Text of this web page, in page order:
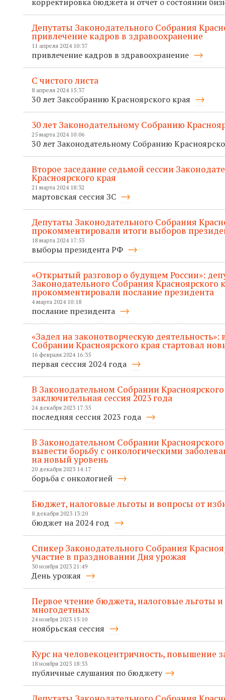
Депутаты Законодательного Собрания
привлечение кадров в здравоохранение
11 апреля 2024 10:37
привлечение кадров в здравоохранение
С чистого листа
8 апреля 2024 15:37
30 лет Заксобранию Красноярского края
30 лет Законодательному Собранию
25 марта 2024 10:06
30 лет Законодательному Собранию
Второе заседание седьмой сессии
Красноярского края
21 марта 2024 18:32
мартовская сессия ЗС
Депутаты Законодательного Собрания
прокомментировали итоги выборов
18 марта 2024 17:53
выборы президента РФ
«Открытый разговор о будущем России»:
Законодательного Собрания Красноярского
прокомментировали послание президента
4 марта 2024 10:18
послание президента
«Задел на законотворческую
Собрании Красноярского края стартовал
16 февраля 2024 16:35
первая сессия 2024 года
В Законодательном Собрании
заключительная сессия 2023 года
24 декабря 2023 17:35
последняя сессия 2023 года
В Законодательном Собрании
вывести борьбу с онкологическими
на новый уровень
20 декабря 2023 14:17
борьба с онкологией
Бюджет, налоговые льготы и вопросы от
8 декабря 2023 13:20
бюджет на 2024 год
Спикер Законодательного Собрания
участие в праздновании Дня урожая
30 ноября 2023 21:49
День урожая
Первое чтение бюджета, налоговые льготы
многодетных
24 ноября 2023 15:10
ноябрьская сессия
Курс на человекоцентричность, повышение
18 ноября 2023 18:33
публичные слушания по бюджету